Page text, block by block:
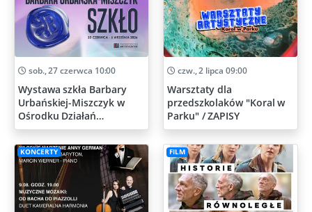
sob., 27 czerwca 10:00
Wystawa szkła Barbary
Urbańskiej-Miszczyk w
Ośrodku Działań
Artystycznych
czw., 2 lipca 09:00
Warsztaty dla
przedszkolaków "Koral w
Parku" / ZAPISY
KONCERTY FILM